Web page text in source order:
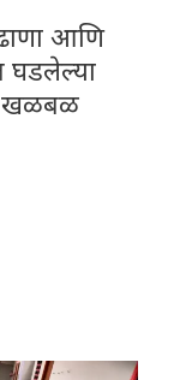
आणि
घडलेल्या
खळबळ